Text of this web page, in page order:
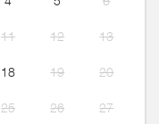
11 12 13
18 19 20
25 26 27